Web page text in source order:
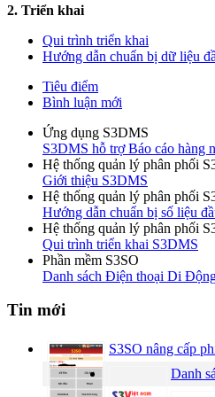
2. Triển khai
Qui trình triển khai
Hướng dẫn chuẩn bị dữ liệu
Tiêu điểm
Bình luận mới
Ứng dụng S3DMS
S3DMS hỗ trợ Báo cáo hàng
Hệ thống quản lý phân phối
Giới thiệu S3DMS
Hệ thống quản lý phân phối
Hướng dẫn chuẩn bị số liệu
Hệ thống quản lý phân phối
Qui trình triển khai S3DMS
Phần mềm S3SO
Danh sách Điện thoại Di
Tin mới
S3SO nâng cấp
Danh